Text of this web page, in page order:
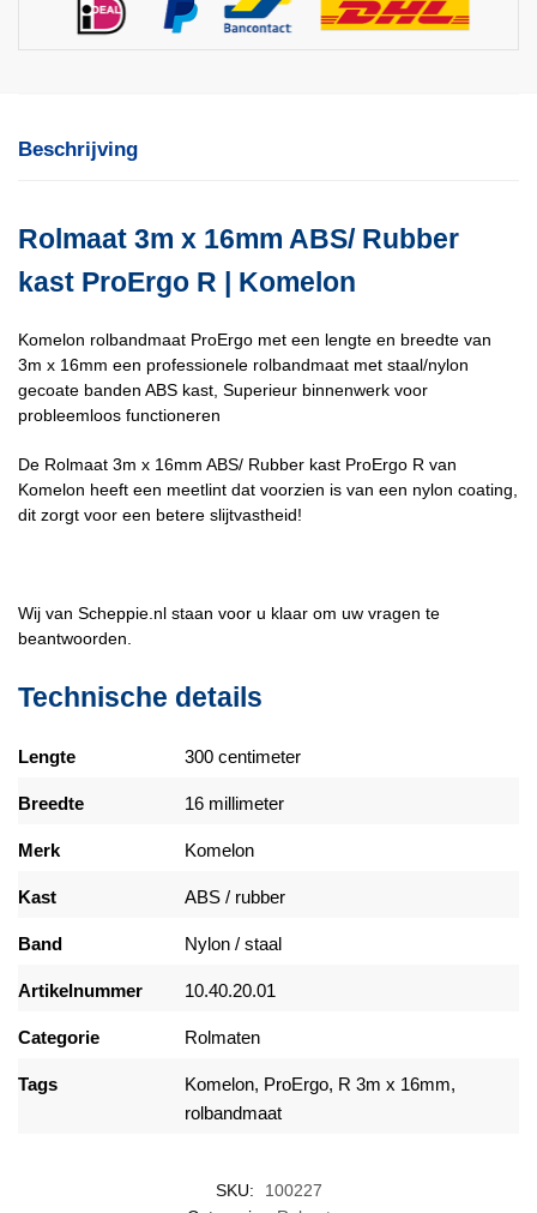
Komelon
Beschrijving
Rolmaat 3m x 16mm ABS/ Rubber
kast ProErgo R | Komelon
Komelon rolbandmaat ProErgo met een lengte en breedte van
3m x 16mm een professionele rolbandmaat met staal/nylon
gecoate banden ABS kast, Superieur binnenwerk voor
probleemloos functioneren
De Rolmaat 3m x 16mm ABS/ Rubber kast ProErgo R van
Komelon heeft een meetlint dat voorzien is van een nylon coating,
dit zorgt voor een betere slijtvastheid!
Wij van Scheppie.nl staan voor u klaar om uw vragen te
beantwoorden.
Technische details
Lengte 300 centimeter
Breedte 16 millimeter
Merk Komelon
Kast ABS / rubber
Band Nylon / staal
Artikelnummer 10.40.20.01
Categorie Rolmaten
Tags
Komelon, ProErgo, R 3m x 16mm,
rolbandmaat
SKU:
100227